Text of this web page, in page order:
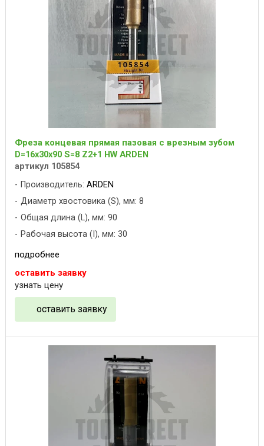
Фреза концевая прямая пазовая с врезным зубом
D=16x30x90 S=8 Z2+1 HW ARDEN
артикул 105854
Производитель: ARDEN
Диаметр хвостовика (S), мм: 8
Общая длина (L), мм: 90
Рабочая высота (I), мм: 30
подробнее
оставить заявку
узнать цену
оставить заявку